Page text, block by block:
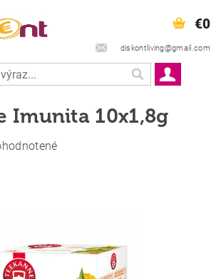
diskontliving@gmail.com
€0
Imunita 10x1,8g